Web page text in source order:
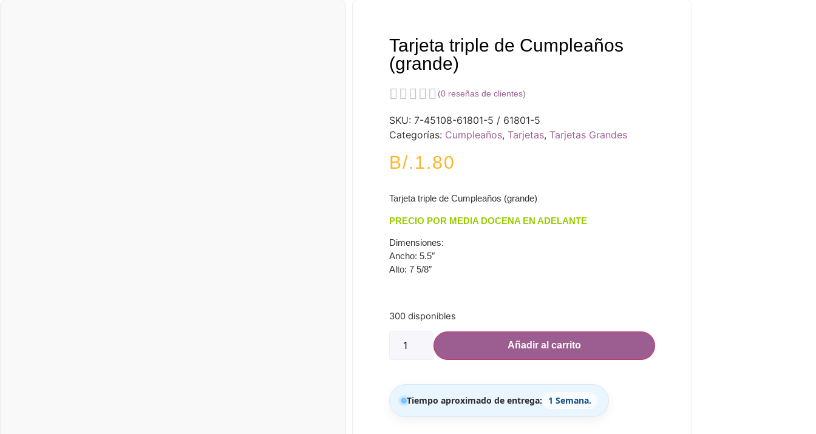
Tarjeta triple de Cumpleaños
(grande)
(0 reseñas de clientes)
SKU: 7-45108-61801-5 / 61801-5
Categorías: Cumpleaños, Tarjetas, Tarjetas Grandes
B/.1.80
Tarjeta triple de Cumpleaños (grande)
PRECIO POR MEDIA DOCENA EN ADELANTE
Dimensiones:
Ancho: 5.5″
Alto: 7 5/8″
300 disponibles
Añadir al carrito
Tiempo aproximado de entrega: 1 Semana.